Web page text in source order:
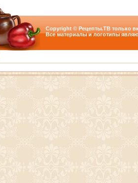
Copyright © Рецепты.ТВ только
Все материалы и логотипы